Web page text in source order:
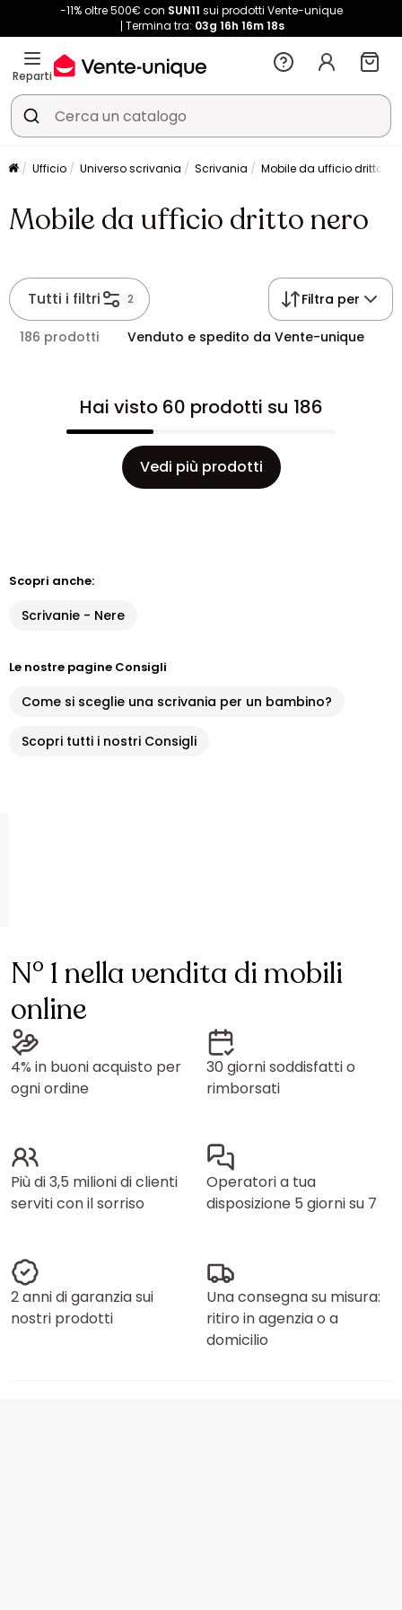
-11% oltre 500€ con SUN11 sui prodotti Vente-unique
Termina tra: 03g 16h 16m17s
Reparti
Ufficio Universo scrivania Scrivania Mobile da ufficio dritto
Mobile da ufficio dritto nero
Tutti i filtri 2 Filtra per
186 prodotti Venduto e spedito da Vente-unique
Hai visto 60 prodotti su 186
Vedi più prodotti
Scopri anche:
Scrivanie - Nere
Le nostre pagine Consigli
Come si sceglie una scrivania per un bambino?
Scopri tutti i nostri Consigli
N° 1 nella vendita di mobili
online
4% in buoni acquisto per
ogni ordine
30 giorni soddisfatti o
rimborsati
Più di 3,5 milioni di clienti
serviti con il sorriso
Operatori a tua
disposizione 5 giorni su 7
2 anni di garanzia sui
nostri prodotti
Una consegna su misura:
ritiro in agenzia o a
domicilio